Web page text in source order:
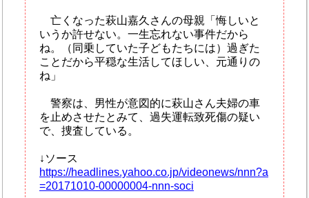
亡くなった萩山嘉久さんの母親「悔しいと
いうか許せない。一生忘れない事件だから
ね。（同乗していた子どもたちには）過ぎた
ことだから平穏な生活してほしい、元通りの
ね」
警察は、男性が意図的に萩山さん夫婦の車
を止めさせたとみて、過失運転致死傷の疑い
で、捜査している。
↓ソース
https://headlines.yahoo.co.jp/videonews/nnn?a
=20171010-00000004-nnn-soci